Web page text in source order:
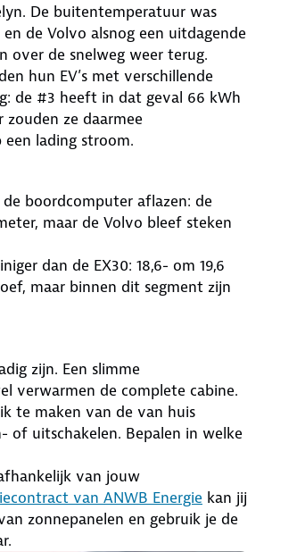
De buitentemperatuur was
de Volvo alsnog een uitdagende
over de snelweg weer terug.
hun EV’s met verschillende
de #3 heeft in dat geval 66 kWh
zouden ze daarmee
lading stroom.
boordcomputer aflazen: de
maar de Volvo bleef steken
dan de EX30: 18,6- om 19,6
maar binnen dit segment zijn
zijn. Een slimme
verwarmen de complete cabine.
te maken van de van huis
of uitschakelen. Bepalen in welke
van jouw
van ANWB Energie kan jij
zonnepanelen en gebruik je de